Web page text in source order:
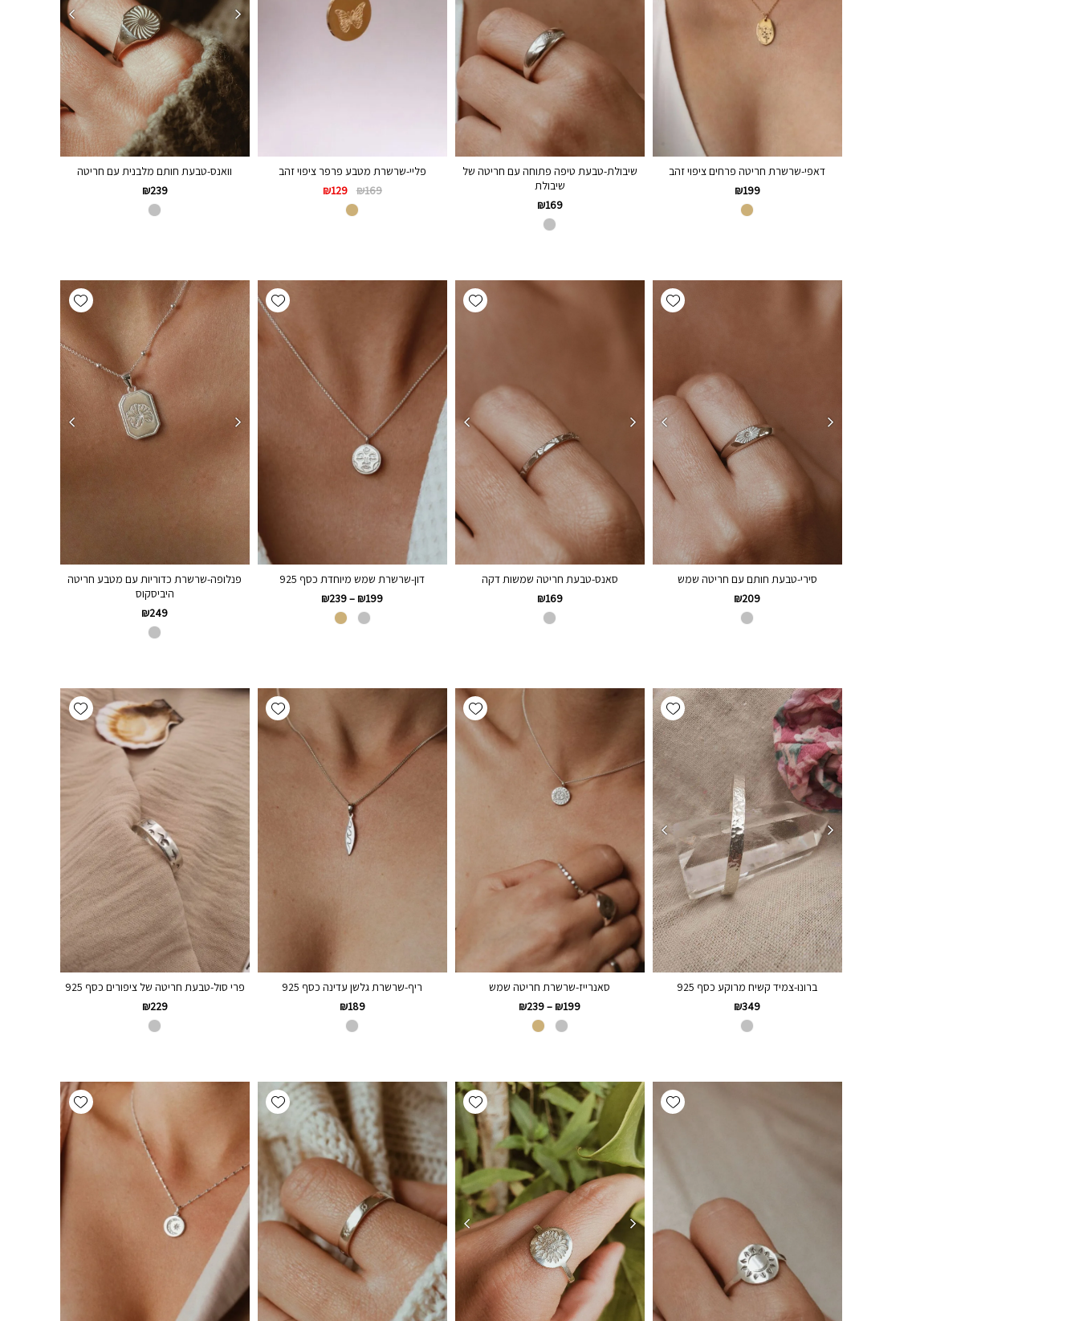
דאפי-שרשרת חריטה פרחים ציפוי זהב
₪199
שיבולת-טבעת טיפה פתוחה עם חריטה של
שיבולת
₪169
פליי-שרשרת מטבע פרפר ציפוי זהב
₪169
₪129
וואנס-טבעת חותם מלבנית עם חריטה
₪239
Add wishlist
סירי-טבעת חותם עם חריטה שמש
₪209
Add wishlist
סאנס-טבעת חריטה שמשות דקה
₪169
Add wishlist
דון-שרשרת שמש מיוחדת כסף 925
₪199
–
₪239
Add wishlist
פנלופה-שרשרת כדוריות עם מטבע חריטה
היביסקוס
₪249
Add wishlist
ברונו-צמיד קשיח מרוקע כסף 925
₪349
Add wishlist
סאנרייז-שרשרת חריטה שמש
₪199
–
₪239
Add wishlist
ריף-שרשרת גלשן עדינה כסף 925
₪189
Add wishlist
פרי סול-טבעת חריטה של ציפורים כסף 925
₪229
Add wishlist
Add wishlist
Add wishlist
Add wishlist